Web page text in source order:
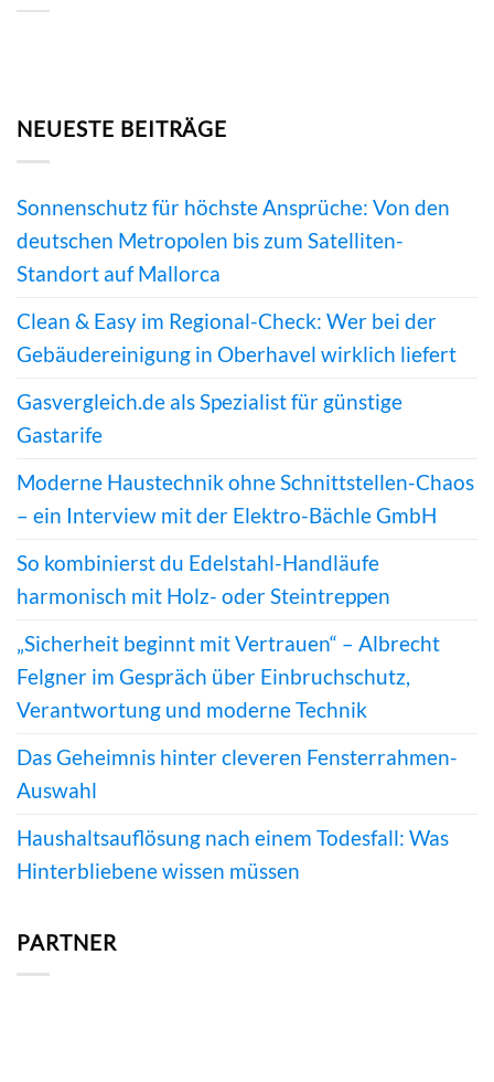
NEUESTE BEITRÄGE
Sonnenschutz für höchste Ansprüche: Von den
deutschen Metropolen bis zum Satelliten-
Standort auf Mallorca
Clean & Easy im Regional-Check: Wer bei der
Gebäudereinigung in Oberhavel wirklich liefert
Gasvergleich.de als Spezialist für günstige
Gastarife
Moderne Haustechnik ohne Schnittstellen-Chaos
– ein Interview mit der Elektro-Bächle GmbH
So kombinierst du Edelstahl-Handläufe
harmonisch mit Holz- oder Steintreppen
„Sicherheit beginnt mit Vertrauen“ – Albrecht
Felgner im Gespräch über Einbruchschutz,
Verantwortung und moderne Technik
Das Geheimnis hinter cleveren Fensterrahmen-
Auswahl
Haushaltsauflösung nach einem Todesfall: Was
Hinterbliebene wissen müssen
PARTNER